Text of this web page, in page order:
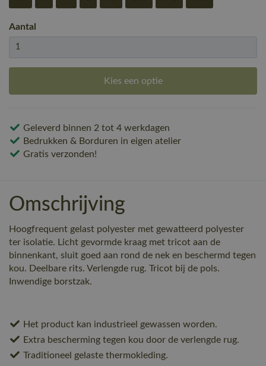
Aantal
Kies een optie
Geleverd binnen 2 tot 4 werkdagen
Bedrukken & Borduren in eigen atelier
Gratis verzonden!
Omschrijving
Hoogfrequent gelast polyester met gewatteerd polyester
ter isolatie. Licht gevormde kraag met tricot aan de
binnenkant, sluit goed aan rond de nek en beschermd tegen
kou. Deelbare rits. Verlengde rug. Tricot bij de pols.
Inwendige borstzak.
Het product kan industrieel gewassen worden.
Extra bescherming tegen kou door de verlengde rug.
Traditioneel gelaste thermokleding.